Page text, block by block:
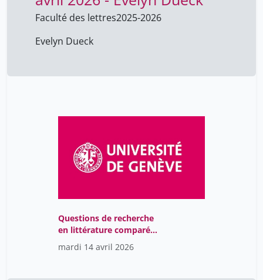
Faculté des lettres2025-2026
Evelyn Dueck
Questions de recherche
en littérature comparée
14 avril 2026 - Evelyn
Dueck
mardi 14 avril 2026